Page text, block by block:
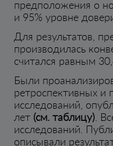
предположения о
и 95% уровне
Для результатов,
производилась
считался равным
Были
ретроспективных и
исследований,
лет (см. таблицу) .
исследований.
описывали